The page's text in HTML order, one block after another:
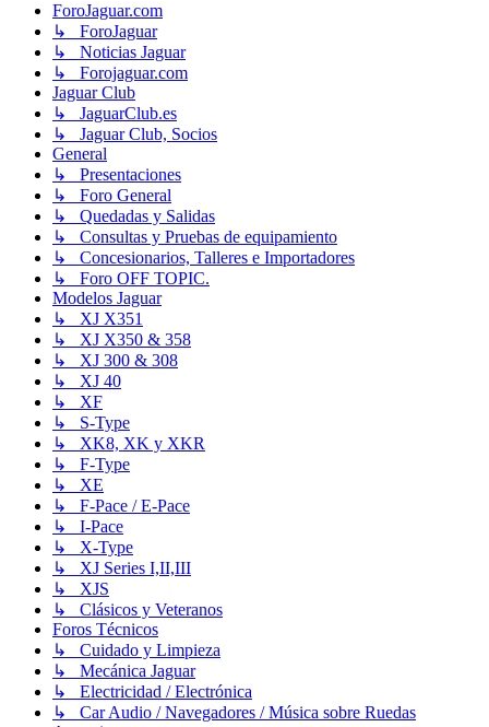
ForoJaguar.com
↳ ForoJaguar
↳ Noticias Jaguar
↳ Forojaguar.com
Jaguar Club
↳ JaguarClub.es
↳ Jaguar Club, Socios
General
↳ Presentaciones
↳ Foro General
↳ Quedadas y Salidas
↳ Consultas y Pruebas de equipamiento
↳ Concesionarios, Talleres e Importadores
↳ Foro OFF TOPIC.
Modelos Jaguar
↳ XJ X351
↳ XJ X350 & 358
↳ XJ 300 & 308
↳ XJ 40
↳ XF
↳ S-Type
↳ XK8, XK y XKR
↳ F-Type
↳ XE
↳ F-Pace / E-Pace
↳ I-Pace
↳ X-Type
↳ XJ Series I,II,III
↳ XJS
↳ Clásicos y Veteranos
Foros Técnicos
↳ Cuidado y Limpieza
↳ Mecánica Jaguar
↳ Electricidad / Electrónica
↳ Car Audio / Navegadores / Música sobre Ruedas